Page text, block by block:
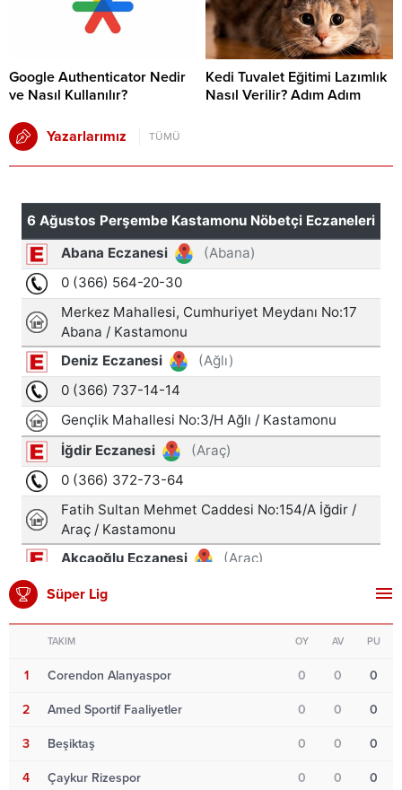
Google Authenticator Nedir
ve Nasıl Kullanılır?
Kedi Tuvalet Eğitimi Lazımlık
Nasıl Verilir? Adım Adım
Yazarlarımız TÜMÜ
Süper Lig
TAKIM OY AV PU
1 Corendon Alanyaspor 0 0 0
2 Amed Sportif Faaliyetler 0 0 0
3 Beşiktaş 0 0 0
4 Çaykur Rizespor 0 0 0